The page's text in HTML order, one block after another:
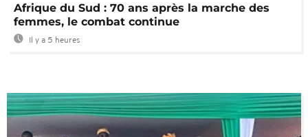
Afrique du Sud : 70 ans après la marche des
femmes, le combat continue
Il y a 5 heures